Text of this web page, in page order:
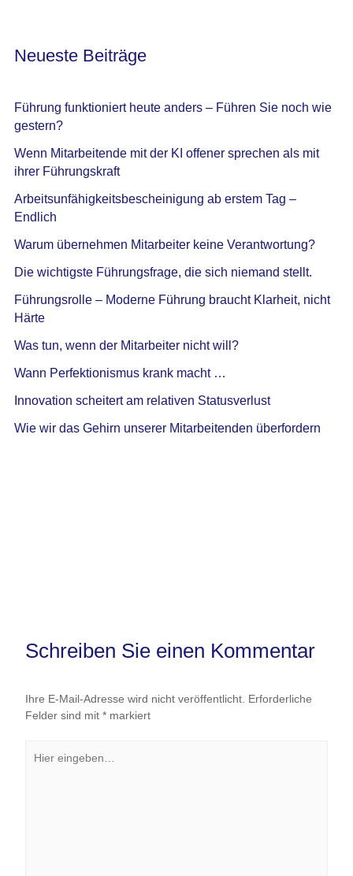
Neueste Beiträge
Führung funktioniert heute anders – Führen Sie noch wie
gestern?
Wenn Mitarbeitende mit der KI offener sprechen als mit
ihrer Führungskraft
Arbeitsunfähigkeitsbescheinigung ab erstem Tag –
Endlich
Warum übernehmen Mitarbeiter keine Verantwortung?
Die wichtigste Führungsfrage, die sich niemand stellt.
Führungsrolle – Moderne Führung braucht Klarheit, nicht
Härte
Was tun, wenn der Mitarbeiter nicht will?
Wann Perfektionismus krank macht …
Innovation scheitert am relativen Statusverlust
Wie wir das Gehirn unserer Mitarbeitenden überfordern
Schreiben Sie einen Kommentar
Ihre E-Mail-Adresse wird nicht veröffentlicht. Erforderliche
Felder sind mit *markiert
eingeben…